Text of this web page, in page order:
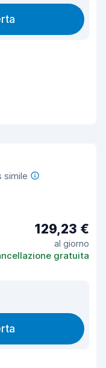
simile
129,23 €
al giorno
gratuita